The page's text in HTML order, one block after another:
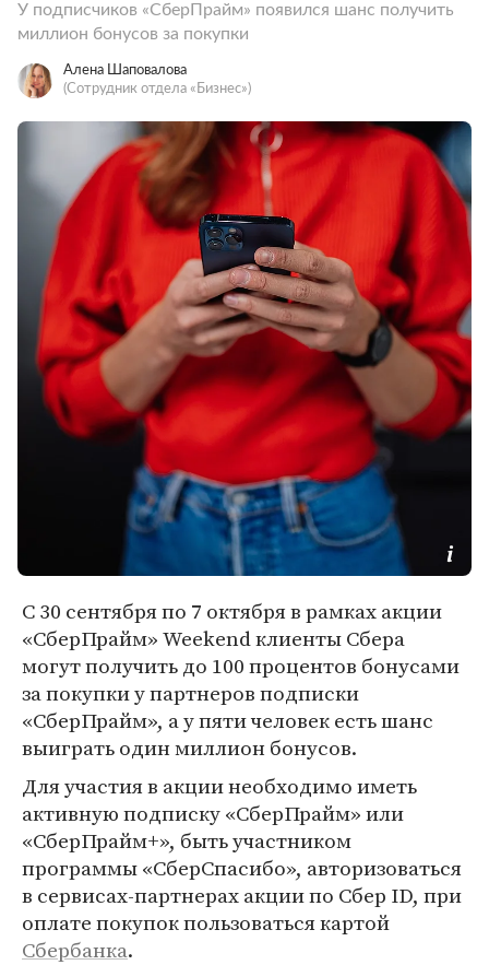
У подписчиков «СберПрайм» появился шанс получить
миллион бонусов за покупки
Алена Шаповалова
(Сотрудник отдела «‎Бизнес»)
С 30 сентября по 7 октября в рамках акции
«СберПрайм» Weekend клиенты Сбера
могут получить до 100 процентов бонусами
за покупки у партнеров подписки
«СберПрайм», а у пяти человек есть шанс
выиграть один миллион бонусов.
Для участия в акции необходимо иметь
активную подписку «СберПрайм» или
«СберПрайм+», быть участником
программы «СберСпасибо», авторизоваться
в сервисах-партнерах акции по Сбер ID, при
оплате покупок пользоваться картой
Сбербанка.